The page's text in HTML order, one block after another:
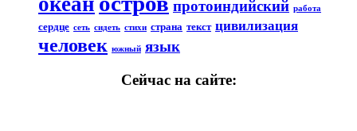
протоиндийский работа
сердце сеть сидеть стихи страна текст цивилизация
человек южный язык
Сейчас на сайте: